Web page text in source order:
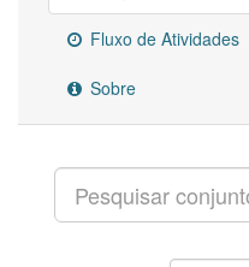
Fluxo de Atividades
Sobre